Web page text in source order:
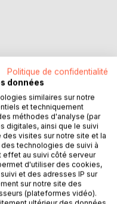
directeur tyrannique et
ne sort indemme de
Politique de confidentialité
données
similaires sur notre
et techniquement
méthodes d'analyse (par
digitales, ainsi que le suivi
visites sur notre site et la
technologies de suivi à
effet au suivi côté serveur
d'utiliser des cookies,
et des adresses IP sur
sur notre site des
(plateformes vidéo).